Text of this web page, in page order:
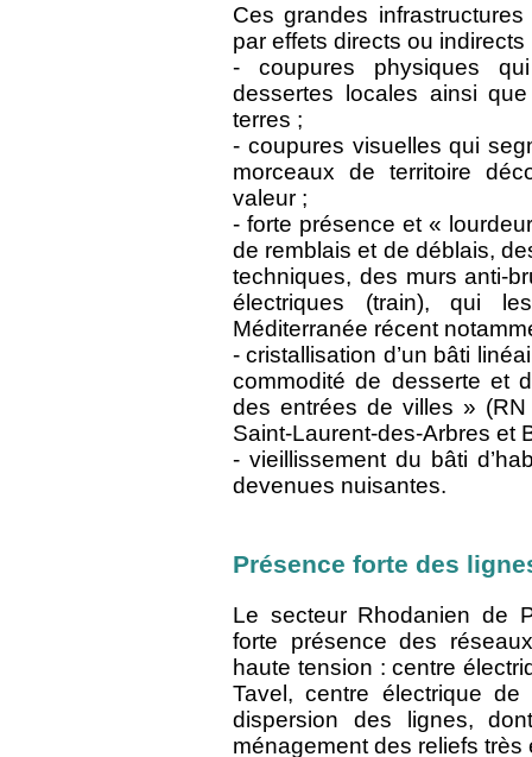
Ces grandes
par effets directs ou indirects
- coupures physiques
dessertes locales ainsi
terres ;
- coupures visuelles qui
morceaux de territoire
valeur ;
- forte présence et «
de remblais et de déblais,
techniques, des murs anti-
électriques (train), qui
Méditerranée récent
- cristallisation d’un bâti
commodité de desserte et
des entrées de villes »
Saint-Laurent-des-Arbres et
- vieillissement du bâti
devenues nuisantes.
Présence forte des
Le secteur Rhodanien de
forte présence des
haute tension : centre
Tavel, centre électrique
dispersion des lignes,
ménagement des reliefs très